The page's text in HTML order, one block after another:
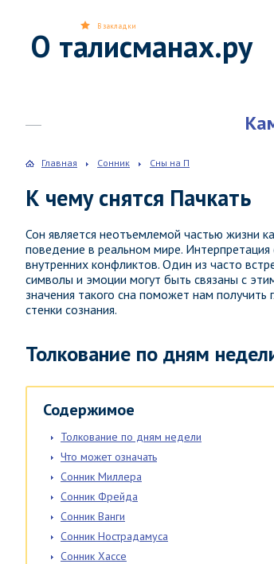
О талисманах.ру
В закладки
Главная Сонник Сны на П
К чему снятся Пачкать
Сон является неотъемлемой частью жизни
поведение в реальном мире.
внутренних конфликтов. Один из часто
символы и эмоции могут быть связаны с
значения такого сна поможет нам
стенки сознания.
Толкование по дням
Содержимое
Толкование по дням недели
Что может означать
Сонник Миллера
Сонник Фрейда
Сонник Ванги
Сонник Нострадамуса
Сонник Хассе